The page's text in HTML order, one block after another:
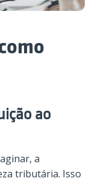
ao
a
tributária. Isso